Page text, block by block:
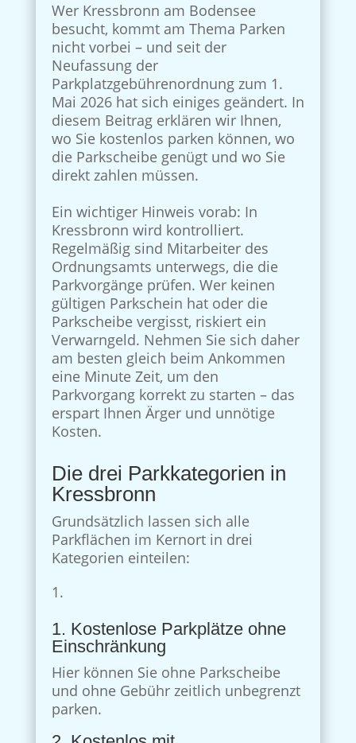
Wer Kressbronn am Bodensee
besucht, kommt am Thema Parken
nicht vorbei – und seit der
Neufassung der
Parkplatzgebührenordnung zum 1.
Mai 2026 hat sich einiges geändert. In
diesem Beitrag erklären wir Ihnen,
wo Sie kostenlos parken können, wo
die Parkscheibe genügt und wo Sie
direkt zahlen müssen.
Ein wichtiger Hinweis vorab: In
Kressbronn wird kontrolliert.
Regelmäßig sind Mitarbeiter des
Ordnungsamts unterwegs, die die
Parkvorgänge prüfen. Wer keinen
gültigen Parkschein hat oder die
Parkscheibe vergisst, riskiert ein
Verwarngeld. Nehmen Sie sich daher
am besten gleich beim Ankommen
eine Minute Zeit, um den
Parkvorgang korrekt zu starten – das
erspart Ihnen Ärger und unnötige
Kosten.
Die drei Parkkategorien in
Kressbronn
Grundsätzlich lassen sich alle
Parkflächen im Kernort in drei
Kategorien einteilen:
1. Kostenlose Parkplätze ohne
Einschränkung
Hier können Sie ohne Parkscheibe
und ohne Gebühr zeitlich unbegrenzt
parken.